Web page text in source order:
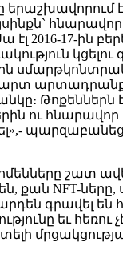
երաշխավորում
հնարավոր
էլ 2016-17-ին
արտ
Թոքեններն
ու հնարավոր
շատ
քան NFT-ները,
գրավել են
եւ հեռու